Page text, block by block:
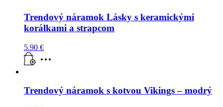
Trendový náramok Lásky s keramickými
korálkami a strapcom
5.90 €
Trendový náramok s kotvou Vikings – modrý